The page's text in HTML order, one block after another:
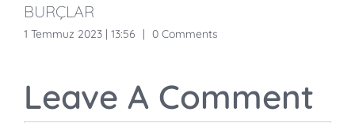
BURÇLAR
1 Temmuz 2023 | 13:56 | 0 Comments
Leave A Comment